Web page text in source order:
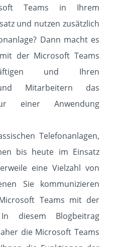
Teams in Ihrem
und nutzen zusätzlich
Dann macht es
der Microsoft Teams
und Ihren
Mitarbeitern das
einer Anwendung
Telefonanlagen,
bis heute im Einsatz
eine Vielzahl von
Sie kommunizieren
Teams mit der
In diesem Blogbeitrag
die Microsoft Teams